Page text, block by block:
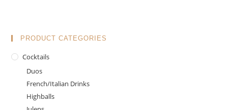
PRODUCT CATEGORIES
Cocktails
Duos
French/Italian Drinks
Highballs